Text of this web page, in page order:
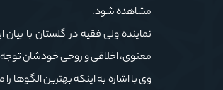
مشاهده شود.
نماینده ولی فقیه در گلستان با
معنوی، اخلاقی و روحی خودشان
وی با اشاره به اینکه بهترین الگوها